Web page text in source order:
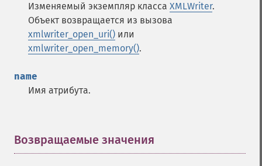
Изменяемый экземпляр класса XMLWriter.
Объект возвращается из вызова
xmlwriter_open_uri() или
xmlwriter_open_memory().
name
Имя атрибута.
Возвращаемые значения